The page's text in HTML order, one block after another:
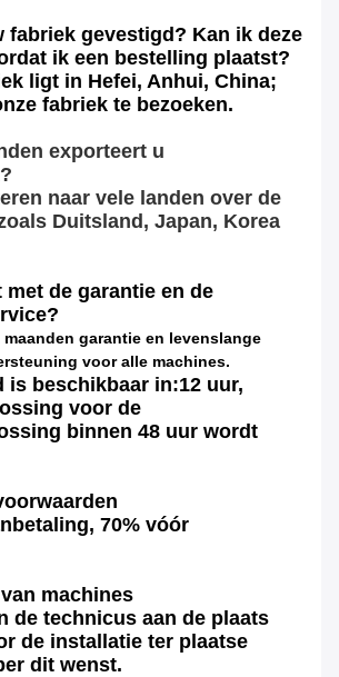
fabriek gevestigd? Kan ik deze
ik een bestelling plaatst?
ligt in Hefei, Anhui, China;
fabriek te bezoeken.
exporteert u
naar vele landen over de
Duitsland, Japan, Korea
met de garantie en de
garantie en levenslange
voor alle machines.
is beschikbaar in:12 uur,
voor de
binnen 48 uur wordt
70% vóór
machines
de technicus aan de plaats
de installatie ter plaatse
dit wenst.